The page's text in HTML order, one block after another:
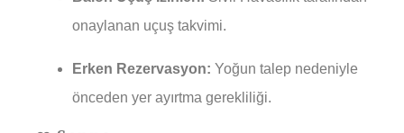
onaylanan uçuş takvimi.
Erken Rezervasyon: Yoğun talep nedeniyle
önceden yer ayırtma gerekliliği.